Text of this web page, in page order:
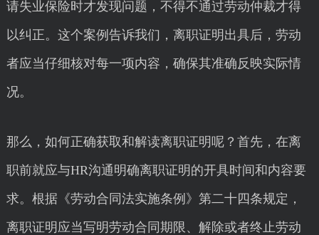
请失业保险时才发现问题，不得不通过劳动仲裁才得
以纠正。这个案例告诉我们，离职证明出具后，劳动
者应当仔细核对每一项内容，确保其准确反映实际情
况。
那么，如何正确获取和解读离职证明呢？首先，在离
职前就应与HR沟通明确离职证明的开具时间和内容要
求。根据《劳动合同法实施条例》第二十四条规定，
离职证明应当写明劳动合同期限、解除或者终止劳动